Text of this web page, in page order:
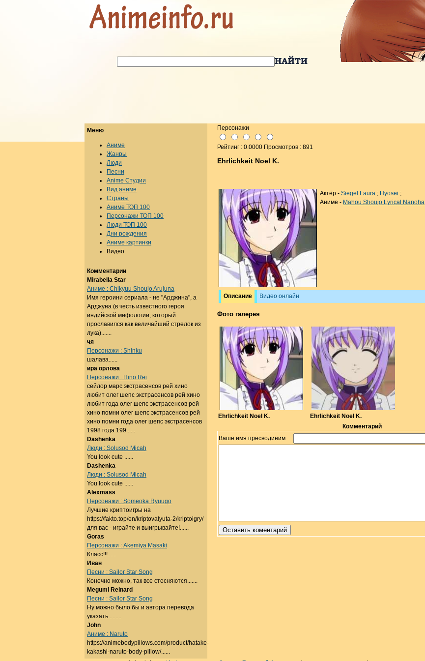
Персонажи
Рейтинг : 0.0000 Просмотров : 891
Ehrlichkeit Noel K.
Актёр - Siegel Laura ; Hyosei ;
Аниме - Mahou Shoujo Lyrical Nanoha
Описание Видео онлайн
Фото галерея
Ehrlichkeit Noel K.
Ehrlichkeit Noel K.
Комментарий
Ваше имя пресводиним
Меню
Аниме
Жанры
Люди
Песни
Anime Студии
Вид аниме
Страны
Аниме ТОП 100
Персонажи ТОП 100
Люди ТОП 100
Дни рождения
Аниме картинки
Видео
Комментарии
Mirabella Star
Аниме : Chikyuu Shoujo Arujuna
Имя героини сериала - не "Арджина", а
Арджуна (в честь известного героя
индийской мифологии, который
прославился как величайший стрелок из
лука).......
чя
Персонажи : Shinku
шалава......
ира орлова
Персонажи : Hino Rei
сейлор марс экстрасенсов рей хино
любит олег шепс экстрасенсов рей хино
любит года олег шепс экстрасенсов рей
хино помни олег шепс экстрасенсов рей
хино помни года олег шепс экстрасенсов
1998 года 199......
Dashenka
Люди : Solusod Micah
You look cute ......
Dashenka
Люди : Solusod Micah
You look cute ......
Alexmass
Персонажи : Someoka Ryuugo
Лучшие криптоигры на
https://fakto.top/en/kriptovalyuta-2/kriptoigry/
для вас - играйте и выигрывайте!......
Goras
Персонажи : Akemiya Masaki
Класс!!!......
Иван
Песни : Sailor Star Song
Конечно можно, так все стесняются.......
Megumi Reinard
Песни : Sailor Star Song
Ну можно было бы и автора перевода
указать.........
John
Аниме : Naruto
https://animebodypillows.com/product/hatake-
kakashi-naruto-body-pillow/......